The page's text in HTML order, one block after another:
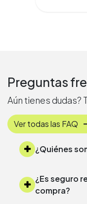
Preguntas
Aún tienes dudas?
Ver todas las FAQ
¿Es seguro realizar el pago de una
compra?